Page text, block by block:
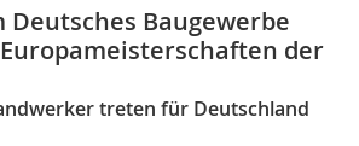
Baugewerbe
der
treten für Deutschland